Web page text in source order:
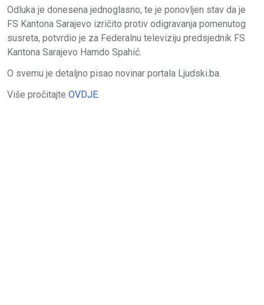
Odluka je donesena jednoglasno, te je ponovljen stav da je
FS Kantona Sarajevo izričito protiv odigravanja pomenutog
susreta, potvrdio je za Federalnu televiziju predsjednik FS
Kantona Sarajevo Hamdo Spahić.
O svemu je detaljno pisao novinar portala Ljudski.ba.
Više pročitajte OVDJE.